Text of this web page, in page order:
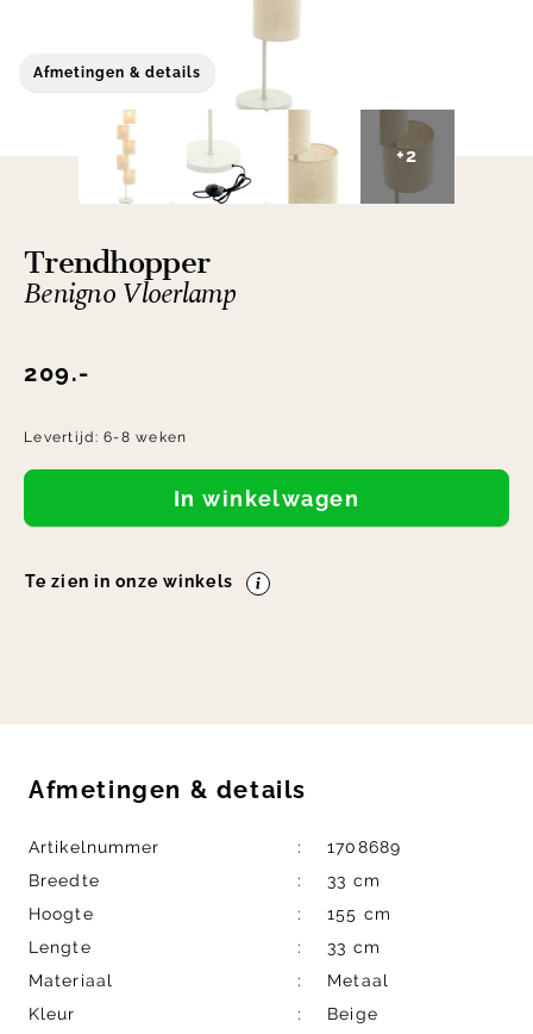
Afmetingen & details
+2
Trendhopper
Benigno Vloerlamp
209.-
Levertijd:6-8 weken
In winkelwagen
Te zien in onze winkels
Afmetingen & details
Artikelnummer
1708689
Breedte
33 cm
Hoogte
155 cm
Lengte
33 cm
Materiaal
Metaal
Kleur
Beige